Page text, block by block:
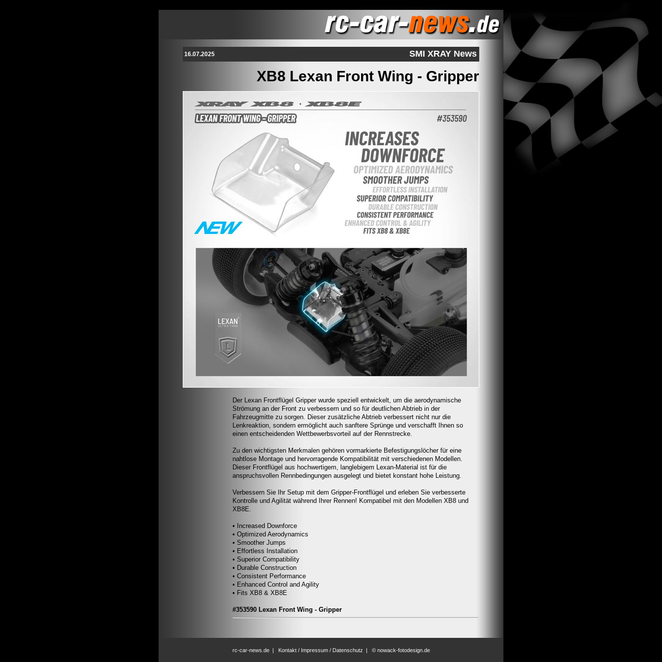
16.07.2025 SMI XRAY News
XB8 Lexan Front Wing - Gripper
Der Lexan Frontflügel Gripper wurde speziell entwickelt, um die aerodynamische
Strömung an der Front zu verbessern und so für deutlichen Abtrieb in der
Fahrzeugmitte zu sorgen. Dieser zusätzliche Abtrieb verbessert nicht nur die
Lenkreaktion, sondern ermöglicht auch sanftere Sprünge und verschafft Ihnen so
einen entscheidenden Wettbewerbsvorteil auf der Rennstrecke.
Zu den wichtigsten Merkmalen gehören vormarkierte Befestigungslöcher für eine
nahtlose Montage und hervorragende Kompatibilität mit verschiedenen Modellen.
Dieser Frontflügel aus hochwertigem, langlebigem Lexan-Material ist für die
anspruchsvollen Rennbedingungen ausgelegt und bietet konstant hohe Leistung.
Verbessern Sie Ihr Setup mit dem Gripper-Frontflügel und erleben Sie verbesserte
Kontrolle und Agilität während Ihrer Rennen! Kompatibel mit den Modellen XB8 und
XB8E.
• Increased Downforce
• Optimized Aerodynamics
• Smoother Jumps
• Effortless Installation
• Superior Compatibility
• Durable Construction
• Consistent Performance
• Enhanced Control and Agility
• Fits XB8 & XB8E
#353590 Lexan Front Wing - Gripper
rc-car-news.de| Kontakt / Impressum / Datenschutz | © nowack-fotodesign.de